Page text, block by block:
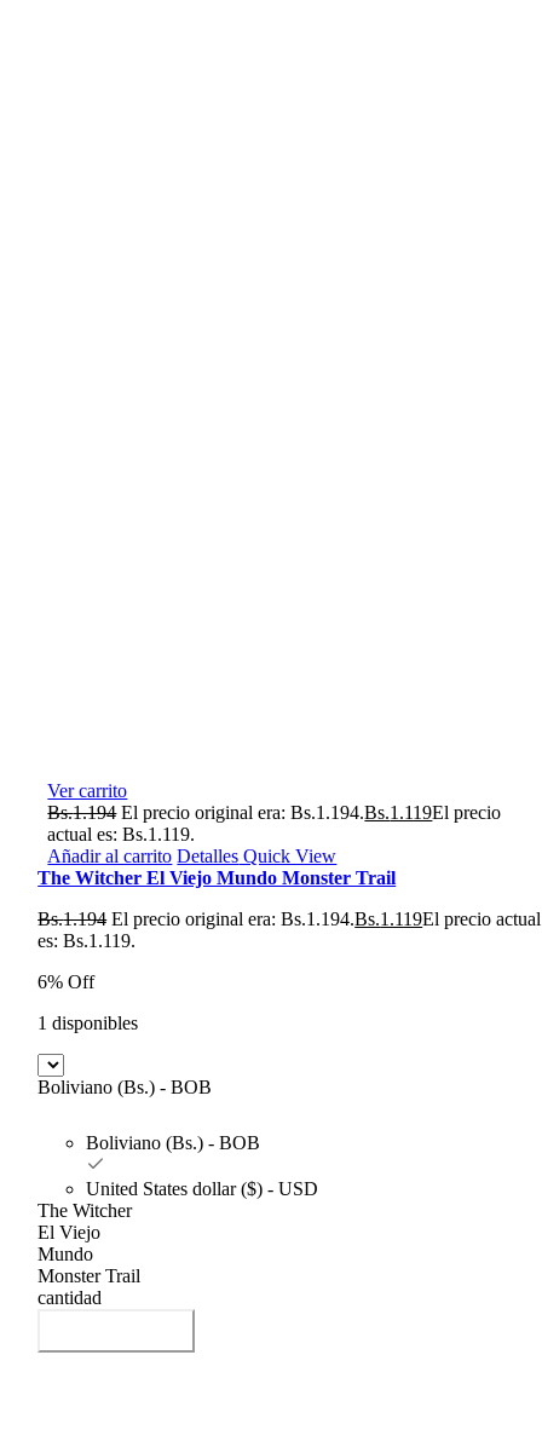
Ver carrito
Bs.1.194 El precio original era: Bs.1.194.Bs.1.119El precio
actual es: Bs.1.119.
Añadir al carrito Detalles Quick View
The Witcher El Viejo Mundo Monster Trail
Bs.1.194 El precio original era: Bs.1.194.Bs.1.119El precio actual
es: Bs.1.119.
6% Off
1 disponibles
Boliviano (Bs.) - BOB
Boliviano (Bs.) - BOB
United States dollar ($) - USD
The Witcher
El Viejo
Mundo
Monster Trail
cantidad